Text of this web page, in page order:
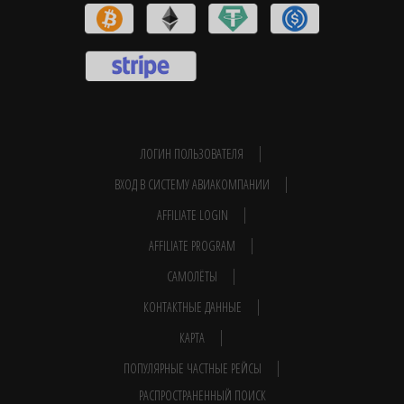
ЛОГИН ПОЛЬЗОВАТЕЛЯ
ВХОД В СИСТЕМУ АВИАКОМПАНИИ
AFFILIATE LOGIN
AFFILIATE PROGRAM
САМОЛЁТЫ
КОНТАКТНЫЕ ДАННЫЕ
КАРТА
ПОПУЛЯРНЫЕ ЧАСТНЫЕ РЕЙСЫ
РАСПРОСТРАНЕННЫЙ ПОИСК